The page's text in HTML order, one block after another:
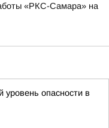
«РКС-Самара» на
опасности в